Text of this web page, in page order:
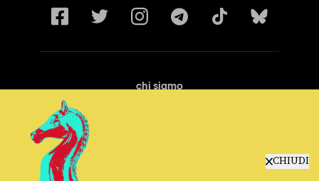
CHIUDI
chi siamo